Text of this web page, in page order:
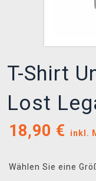
T-Shirt
Lost
18,90 € inkl.
Wählen Sie eine